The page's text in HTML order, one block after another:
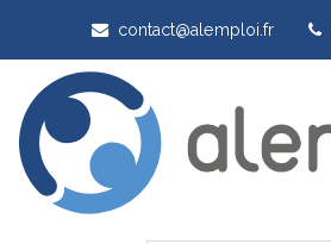
contact@alemploi.fr